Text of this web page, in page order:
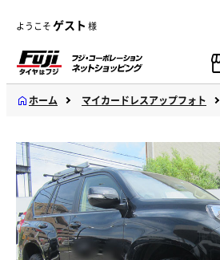
ようこそゲスト 様
ホーム マイカードレスアップフォト